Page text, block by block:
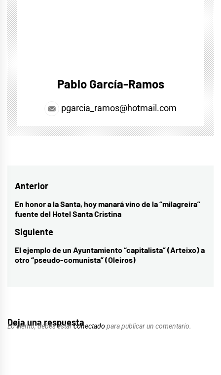
Pablo García-Ramos
pgarcia_ramos@hotmail.com
Navegación
de
Anterior
Entrada
anterior:
En honor a la Santa, hoy manará vino de la “milagreira”
fuente del Hotel Santa Cristina
Siguiente
Entrada
siguiente:
El ejemplo de un Ayuntamiento “capitalista” (Arteixo) a
otro “pseudo-comunista” (Oleiros)
Deja una respuesta
Lo siento, debes estarconectado para publicar un comentario.